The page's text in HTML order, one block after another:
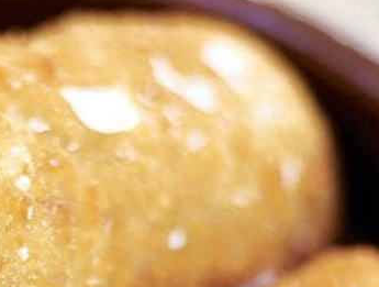
gesmolten is lepel voor lepel 75 g bloem
bij en blijf roeren zodat u een glad, klontvrij
nootmuskaat en de kaas. Snijd ondertussen
om op te stijven.
met een snufje zout en peper op smaak. Stuif
het ei en ten slotte door het broodkruim.
vuur. Voeg een klein stukje aardappel toe aan het
in de pan en bak ze 2-3 min., of tot ze
keukenpapier uitlekken, strooi er een snufje